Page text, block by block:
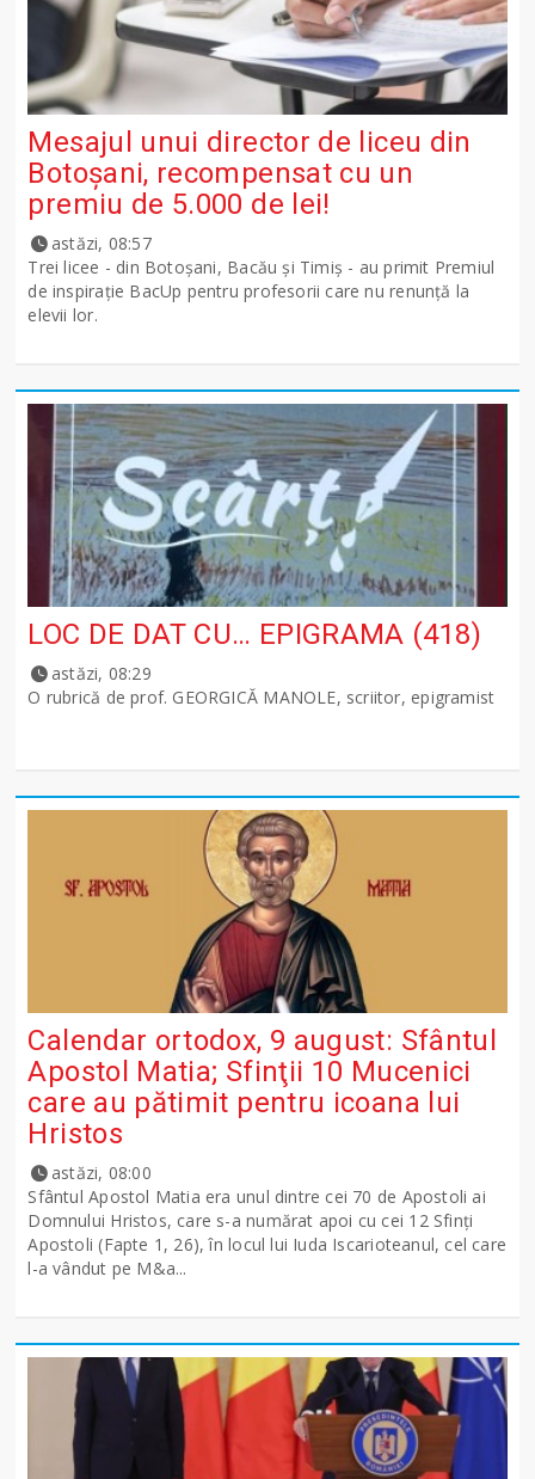
Mesajul unui director de liceu din
Botoșani, recompensat cu un
premiu de 5.000 de lei!
astăzi, 08:57
Trei licee - din Botoșani, Bacău și Timiș - au primit Premiul
de inspirație BacUp pentru profesorii care nu renunță la
elevii lor.
LOC DE DAT CU… EPIGRAMA (418)
astăzi, 08:29
O rubrică de prof. GEORGICĂ MANOLE, scriitor, epigramist
Calendar ortodox, 9 august: Sfântul
Apostol Matia; Sfinţii 10 Mucenici
care au pătimit pentru icoana lui
Hristos
astăzi, 08:00
Sfântul Apostol Matia era unul dintre cei 70 de Apostoli ai
Domnului Hristos, care s-a numărat apoi cu cei 12 Sfinţi
Apostoli (Fapte 1, 26), în locul lui Iuda Iscarioteanul, cel care
l-a vândut pe M&a...